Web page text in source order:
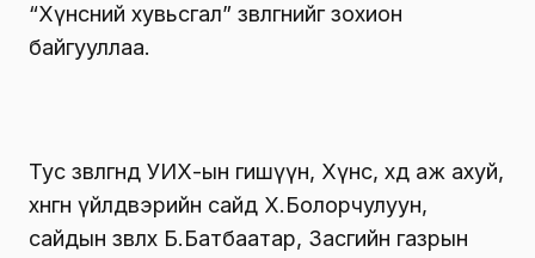
“Хүнсний хувьсгал” зөвлөгөөнийг зохион
байгууллаа.
Тус зөвлөгөөнд УИХ-ын гишүүн, Хүнс, хөдөө аж ахуй,
хөнгөн үйлдвэрийн сайд Х.Болорчулуун,
сайдын зөвлөх Б.Батбаатар, Засгийн газрын